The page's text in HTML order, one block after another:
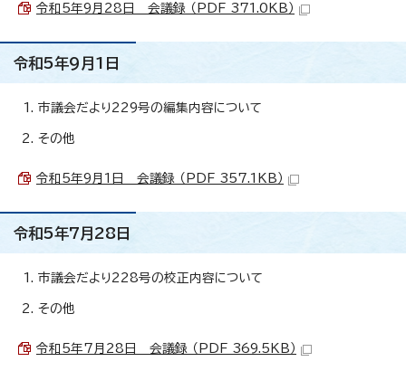
令和5年9月28日 会議録 （PDF 371.0KB）
令和5年9月1日
市議会だより229号の編集内容について
その他
令和5年9月1日 会議録 （PDF 357.1KB）
令和5年7月28日
市議会だより228号の校正内容について
その他
令和5年7月28日 会議録 （PDF 369.5KB）